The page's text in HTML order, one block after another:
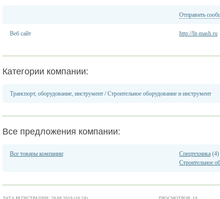
Отправить
Веб сайт http://lit-mash.ru
Категории компании:
Транспорт, оборудование, инструмент /Строительное оборудование и инструмент
Все предложения компании:
Все товары компании: Спецтехника (4)
Строительное